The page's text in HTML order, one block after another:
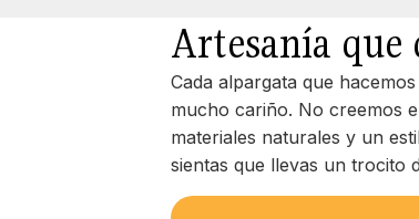
Artesanía
Cada alpargata que
mucho cariño. No creemos
materiales naturales y un
sientas que llevas un trocito